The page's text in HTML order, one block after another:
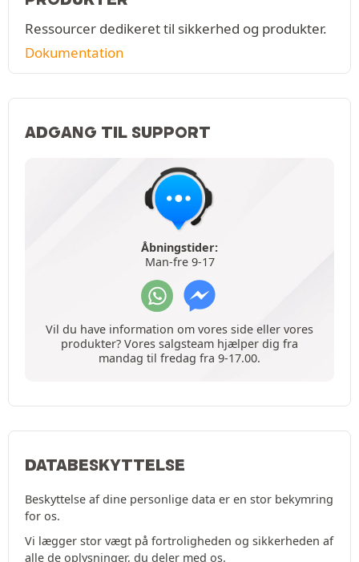
Ressourcer dedikeret til sikkerhed og produkter.
Dokumentation
ADGANG TIL SUPPORT
Åbningstider:
Man-fre 9-17
Vil du have information om vores side eller vores
produkter? Vores salgsteam hjælper dig fra
mandag til fredag fra 9-17.00.
DATABESKYTTELSE
Beskyttelse af dine personlige data er en stor bekymring
for os.
Vi lægger stor vægt på fortroligheden og sikkerheden af
alle de oplysninger, du deler med os.